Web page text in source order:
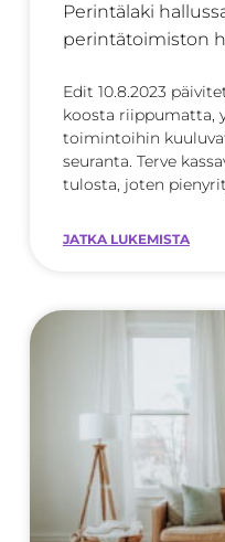
Perintälaki
perintätoimiston
Edit 10.8.2023
koosta riippumatta,
toimintoihin
seuranta. Terve
tulosta, joten
JATKA LUKEMISTA